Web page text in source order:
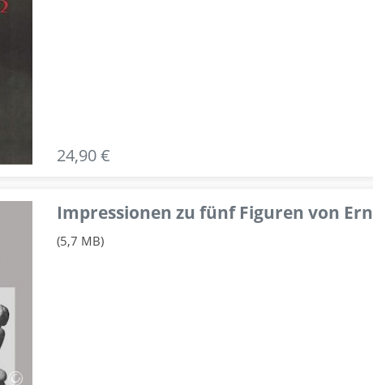
24,90 €
Impressionen zu fünf Figuren von
(5,7 MB)